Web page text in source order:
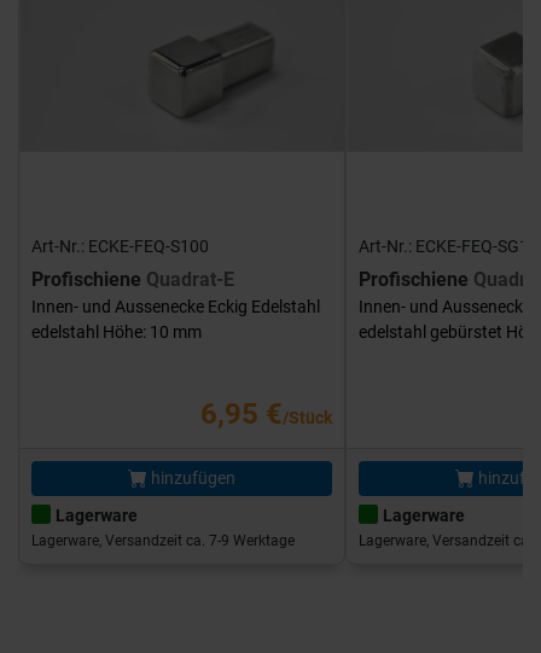
Art-Nr.: ECKE-FEQ-S100
Profischiene Quadrat-E
Innen- und Aussenecke Eckig Edelstahl
edelstahl Höhe: 10 mm
6,95 €/Stück
hinzufügen
Lagerware
Lagerware, Versandzeit ca. 7-9 Werktage
Art-Nr.: ECKE-FEQ-
Profischiene
Innen- und Aussenecke
edelstahl gebürstet
Lagerware
Lagerware, Versandzeit ca.